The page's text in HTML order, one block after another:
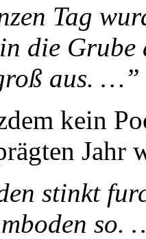
Tag
die
aus. …”
kein
Jahr
stinkt
so.